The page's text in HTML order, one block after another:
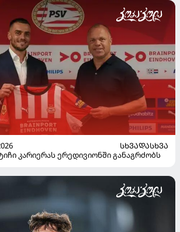
ᲡᲮᲕᲐᲓᲐᲡᲮᲕᲐ
კარიერას ერედივიონში განაგრძობს